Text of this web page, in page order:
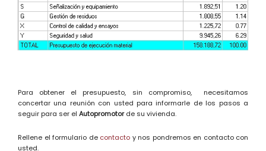
Para obtener el presupuesto, sin compromiso, necesitamos
concertar una reunión con usted para informarle de los pasos a
seguir para ser el Autopromotorde su vivienda.
Rellene el formulario de contacto y nos pondremos en contacto con
usted.